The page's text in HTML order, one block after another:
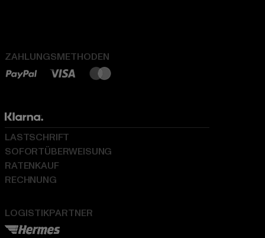
ZAHLUNGSMETHODEN
LOGISTIKPARTNER
LASTSCHRIFT
SOFORTÜBERWEISUNG
RATENKAUF
RECHNUNG